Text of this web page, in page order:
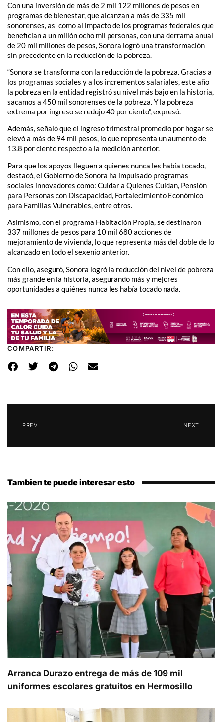
Con una inversión de más de 2 mil 122 millones de pesos en
programas de bienestar, que alcanzan a más de 335 mil
sonorenses, así como al impacto de los programas federales que
benefician a un millón ocho mil personas, con una derrama anual
de 20 mil millones de pesos, Sonora logró una transformación
sin precedente en la reducción de la pobreza.
“Sonora se transforma con la reducción de la pobreza. Gracias a
los programas sociales y a los incrementos salariales, este año
la pobreza en la entidad registró su nivel más bajo en la historia,
sacamos a 450 mil sonorenses de la pobreza. Y la pobreza
extrema por ingreso se redujo 40 por ciento”, expresó.
Además, señaló que el ingreso trimestral promedio por hogar se
elevó a más de 94 mil pesos, lo que representa un aumento de
13.8 por ciento respecto a la medición anterior.
Para que los apoyos lleguen a quienes nunca les había tocado,
destacó, el Gobierno de Sonora ha impulsado programas
sociales innovadores como: Cuidar a Quienes Cuidan, Pensión
para Personas con Discapacidad, Fortalecimiento Económico
para Familias Vulnerables, entre otros.
Asimismo, con el programa Habitación Propia, se destinaron
337 millones de pesos para 10 mil 680 acciones de
mejoramiento de vivienda, lo que representa más del doble de lo
alcanzado en todo el sexenio anterior.
Con ello, aseguró, Sonora logró la reducción del nivel de pobreza
más grande en la historia, asegurando más y mejores
oportunidades a quiénes nunca les había tocado nada.
COMPARTIR:
PREV NEXT
Tambien te puede interesar esto
Arranca Durazo entrega de más de 109 mil
uniformes escolares gratuitos en Hermosillo